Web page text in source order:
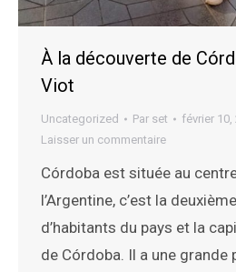
À la découverte de
Viot
Uncategorized Par set
février 10,
Laisser un commentaire
Córdoba est située au
l’Argentine, c’est la
d’habitants du pays et la
de Córdoba. Il a une grande